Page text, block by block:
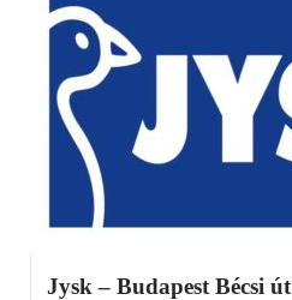
Jysk – Budapest Bécsi út